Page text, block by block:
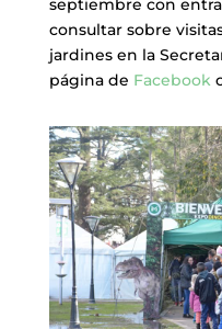
septiembre con
consultar sobre
jardines en la
página de Facebook